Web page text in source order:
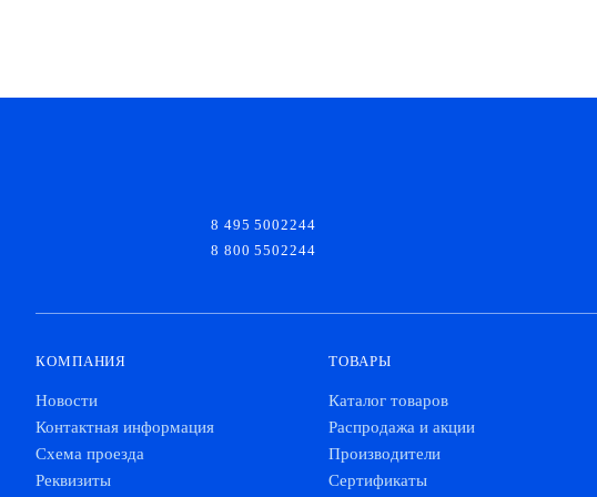
8 495 5002244
8 800 5502244
КОМПАНИЯ
Новости
Контактная информация
Схема проезда
Реквизиты
ТОВАРЫ
Каталог товаров
Распродажа и акции
Производители
Сертификаты